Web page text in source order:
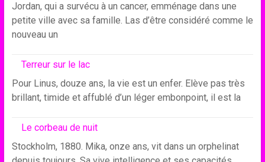
Jordan, qui a survécu à un cancer, emménage dans une
petite ville avec sa famille. Las d’être considéré comme le
nouveau un
Terreur sur le lac
Pour Linus, douze ans, la vie est un enfer. Elève pas très
brillant, timide et affublé d’un léger embonpoint, il est la
Le corbeau de nuit
Stockholm, 1880. Mika, onze ans, vit dans un orphelinat